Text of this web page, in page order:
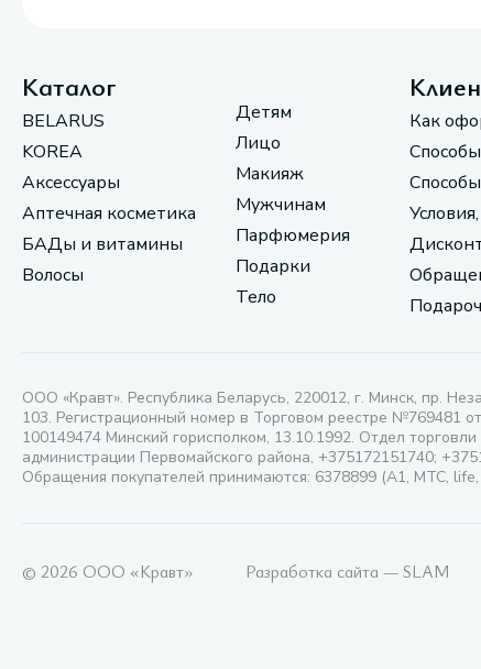
Каталог
BELARUS
KOREA
Аксессуары
Аптечная косметика
БАДы и витамины
Волосы
Детям
Лицо
Макияж
Мужчинам
Парфюмерия
Подарки
Тело
Как
ООО «Кравт». Республика Беларусь, 220012, г. Минск, пр.
103. Регистрационный номер в Торговом реестре №769481
100149474 Минский горисполком, 13.10.1992. Отдел торговли
администрации Первомайского района, +375172151740;
Обращения покупателей принимаются: 6378899 (А1, МТС, life,
© 2026 ООО «Кравт» Разработка сайта — SLAM